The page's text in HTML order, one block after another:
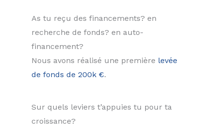
As tu reçu des financements? en
recherche de fonds? en auto-
financement?
Nous avons réalisé une première levée
de fonds de 200k €.
Sur quels leviers t’appuies tu pour ta
croissance?